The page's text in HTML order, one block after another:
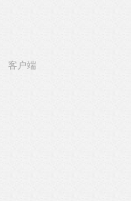
客户端